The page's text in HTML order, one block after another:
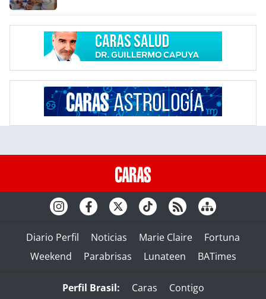
Diario Perfil Noticias Marie Claire
Fortuna
Weekend
Parabrisas Lunateen BATimes
Perfil Brasil: Caras
Contigo